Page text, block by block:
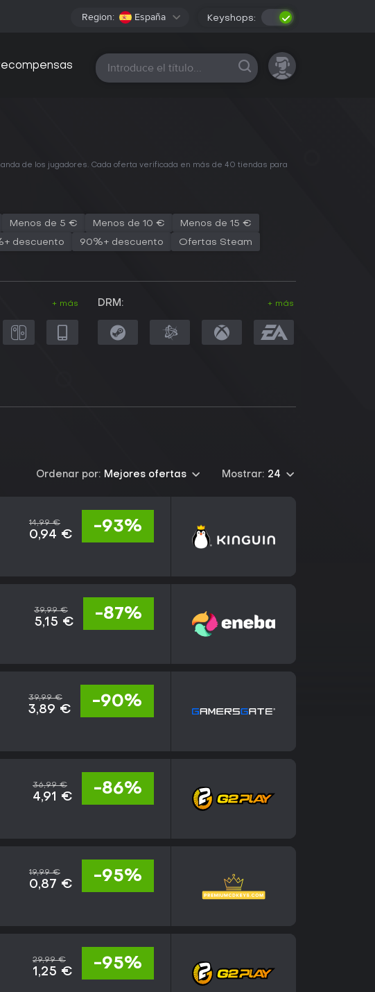
Region: España Keyshops:
Todas las plataformas
de los jugadores. Cada oferta verificada en más de 40 tiendas para
Menos de 5 € Menos de 10 € Menos de 15 €
descuento 90%+ descuento Ofertas Steam
+ más DRM: + más
Ordenar por: Mejores ofertas Mostrar: 24
14,99 €
0,94 € -93%
39,99 €
5,15 € -87%
39,99 €
3,89 € -90%
36,99 €
4,91 € -86%
19,99 €
0,87 € -95%
29,99 €
1,25 € -95%